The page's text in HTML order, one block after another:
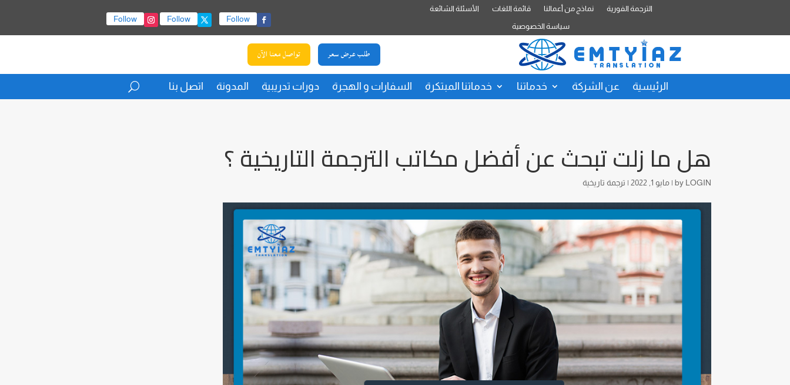
Follow
Follow
Follow
الترجمة الفورية نماذج من أعمالنا قائمة اللغات
الأسئلة الشائعة
سياسة الخصوصية
طلب عرض سعر تواصل معنا الآن
الرئيسية عن الشركة خدماتنا خدماتنا المبتكرة السفارات و الهجرة دورات تدريبية المدونة اتصل بنا
هل ما زلت تبحث عن أفضل مكاتب الترجمة التاريخية ؟
by LOGIN
|مايو 1, 2022 | ترجمة تاريخية